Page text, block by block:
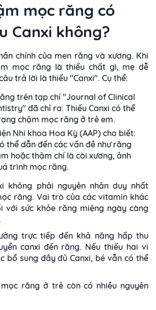
mọc răng có
Canxi không?
chính của men răng và xương. Khi
mọc răng là thiếu chất gì, mẹ dễ
trả lời là thiếu "Canxi". Cụ thể:
trên tạp chí "Journal of Clinical
đã chỉ ra: Thiếu Canxi có thể
chậm mọc răng ở trẻ em.
Nhi khoa Hoa Kỳ (AAP) cho biết:
thể dẫn đến các vấn đề như răng
hoặc thậm chí là còi xương, ảnh
trình mọc răng.
không phải nguyên nhân duy nhất
răng. Vai trò của các vitamin khác
với sức khỏe răng miệng ngày càng
trực tiếp đến khả năng hấp thu
canxi đến răng. Nếu thiếu hai vi
bổ sung đầy đủ Canxi, bé vẫn có thể
răng ở trẻ còn có nhiều nguyên